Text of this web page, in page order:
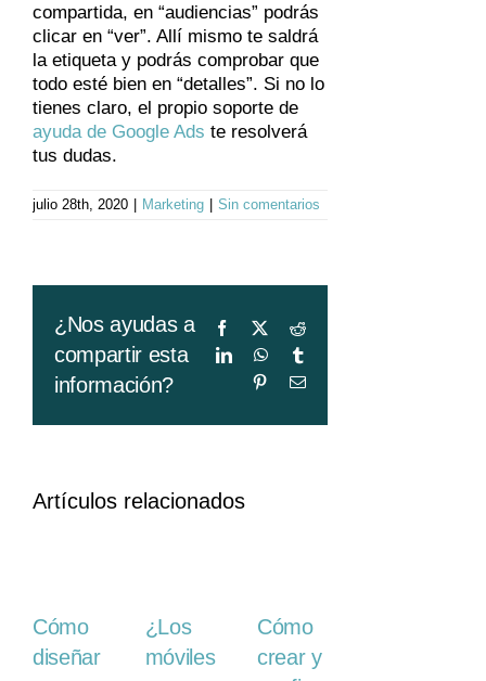
compartida, en “audiencias” podrás
clicar en “ver”. Allí mismo te saldrá
la etiqueta y podrás comprobar que
todo esté bien en “detalles”. Si no lo
tienes claro, el propio soporte de
ayuda de Google Ads te resolverá
tus dudas.
julio 28th, 2020 | Marketing | Sin comentarios
¿Nos ayudas a
compartir esta
información?
Facebook
X
Reddit
LinkedInWhatsApp
PinterestCorreo
Artículos relacionados
Cómo
diseñar
¿Los
móviles
Cómo
crear y